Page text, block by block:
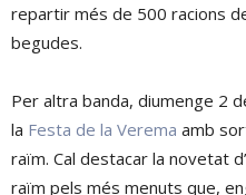
repartir més de 500 racions
begudes.
Per altra banda, diumenge 2
la Festa de la Verema amb
raïm. Cal destacar la novetat
raïm pels més menuts que,